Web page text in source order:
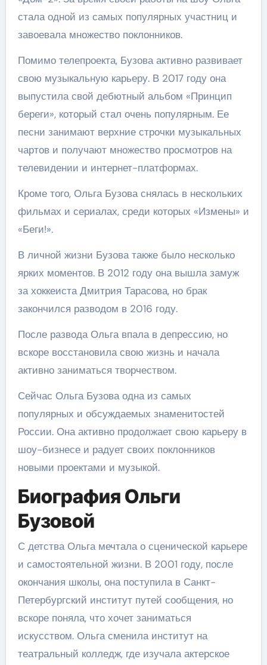
стала одной из самых популярных участниц и
завоевала множество поклонников.
Помимо телепроекта, Бузова активно развивает
свою музыкальную карьеру. В 2017 году она
выпустила свой дебютный альбом «Принцип
береги», который стал очень популярным. Ее
песни занимают верхние строчки музыкальных
чартов и получают множество просмотров на
телевидении и интернет-платформах.
Кроме того, Ольга Бузова снялась в нескольких
фильмах и сериалах, среди которых «Измены» и
«Беги!».
В личной жизни Бузова также было несколько
ярких моментов. В 2012 году она вышла замуж
за хоккеиста Дмитрия Тарасова, но брак
закончился разводом в 2016 году.
После развода Ольга впала в депрессию, но
вскоре восстановила свою жизнь и начала
активно заниматься творчеством.
Сейчас Ольга Бузова одна из самых
популярных и обсуждаемых знаменитостей
России. Она активно продолжает свою карьеру в
шоу-бизнесе и радует своих поклонников
новыми проектами и музыкой.
Биография Ольги
Бузовой
С детства Ольга мечтала о сценической карьере
и самостоятельной жизни. В 2001 году, после
окончания школы, она поступила в Санкт-
Петербургский институт путей сообщения, но
вскоре поняла, что хочет заниматься
искусством. Ольга сменила институт на
театральный колледж, где изучала актерское